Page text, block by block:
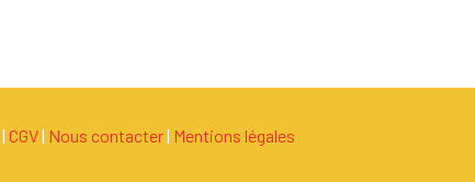
| CGV| Nous contacter| Mentions légales